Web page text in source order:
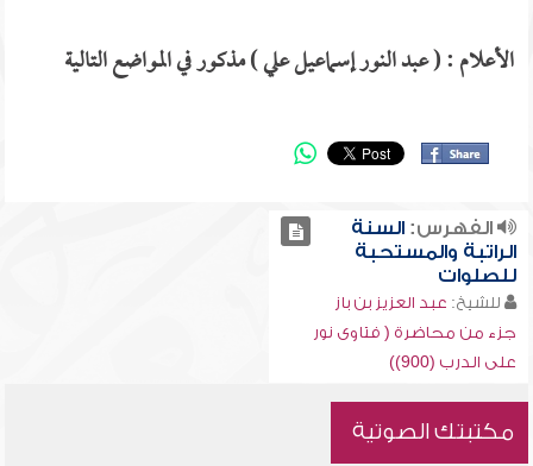
الأعلام : ( عبد النور إسماعيل علي ) مذكور في المواضع التالية
الفهرس:السنة
الراتبة والمستحبة
للصلوات
للشيخ: عبد العزيز بن باز
جزء من محاضرة ( فتاوى نور
على الدرب (900))
مكتبتك الصوتية